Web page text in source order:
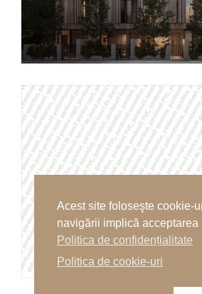
Acest site foloseşte cookie-
navigării implică acceptarea
Politica de confidențialitate
Politica de cookie-uri